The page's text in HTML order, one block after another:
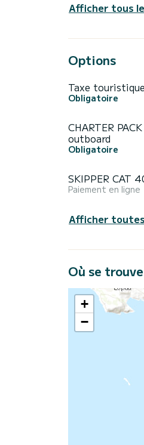
Afficher tous
Options
Taxe
Obligatoire
CHARTER
outboard
Obligatoire
SKIPPER CAT
Paiement en ligne
Afficher
Où se
+
−